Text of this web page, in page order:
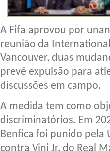
A Fifa aprovou por
reunião da
Vancouver, duas
prevê expulsão para
discussões em campo.
A medida tem como
discriminatórios. Em
Benfica foi punido pela
contra Vini Jr, do Real